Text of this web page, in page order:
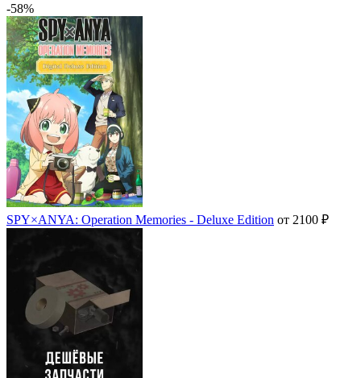
-58%
SPY×ANYA: Operation Memories - Deluxe Edition от 2100 ₽